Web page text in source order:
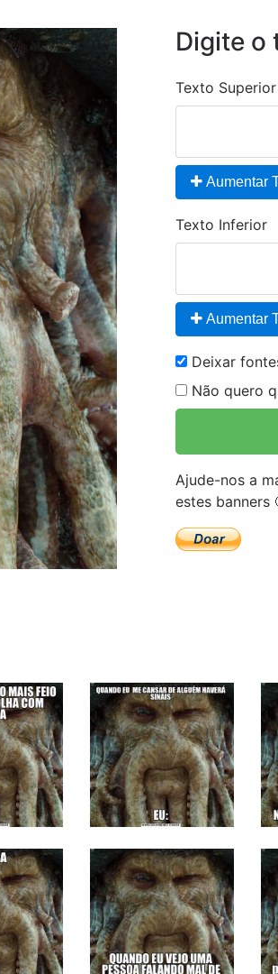
Digite o
Texto Superior
Aumentar
Texto Inferior
Aumentar
Deixar
Não quero
Ajude-nos a
estes banners